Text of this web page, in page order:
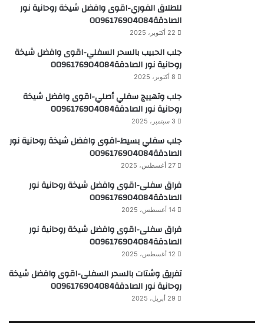
للطلاق الفوري-اقوى وافضل شيخة روحانية نور
الصادقة0096176904084
22 أكتوبر، 2025
جلب الحبيب بالسحر السفلي-اقوى وافضل شيخة
روحانية نور الصادقة0096176904084
8 أكتوبر، 2025
جلب وتهييج سفلي أصلي-اقوى وافضل شيخة
روحانية نور الصادقة0096176904084
3 سبتمبر، 2025
جلب سفلي بسيط-اقوى وافضل شيخة روحانية نور
الصادقة0096176904084
27 أغسطس، 2025
فراق سفلى-اقوى وافضل شيخة روحانية نور
الصادقة0096176904084
14 أغسطس، 2025
فراق سفلى-اقوى وافضل شيخة روحانية نور
الصادقة0096176904084
12 أغسطس، 2025
تفريق وشتات بالسحر السفلى-اقوى وافضل شيخة
روحانية نور الصادقة0096176904084
29 أبريل، 2025